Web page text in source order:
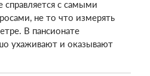
справляется с самыми
не то что измерять
В пансионате
ухаживают и оказывают